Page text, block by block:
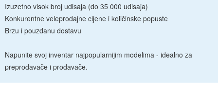
Izuzetno visok broj udisaja (do 35 000 udisaja)
Konkurentne veleprodajne cijene i količinske popuste
Brzu i pouzdanu dostavu
Napunite svoj inventar najpopularnijim modelima - idealno za
preprodavače i prodavače.